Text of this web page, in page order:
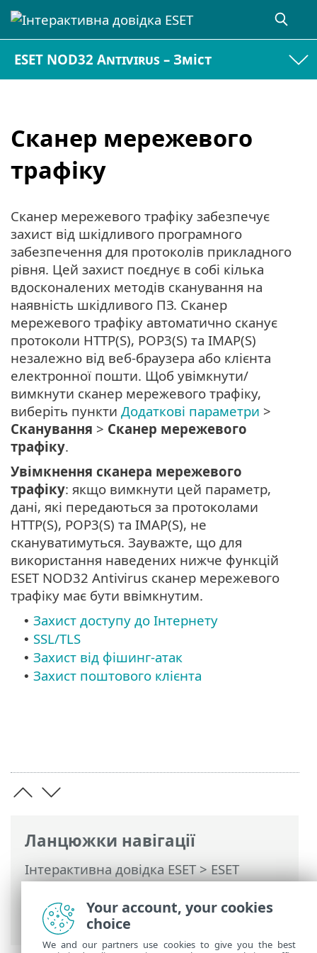
ESET NOD32 Antivirus – Зміст
Сканер мережевого
трафіку
Ланцюжки навігації
Інтерактивна довідка ESET>ESET
NOD32 Antivirus>Додаткові параметри
Сканування> Сканер мережевого
трафіку
Сканер мережевого трафіку забезпечує
захист від шкідливого програмного
забезпечення для протоколів прикладного
рівня. Цей захист поєднує в собі кілька
вдосконалених методів сканування на
наявність шкідливого ПЗ. Сканер
мережевого трафіку автоматично сканує
протоколи HTTP(S), POP3(S) та IMAP(S)
незалежно від веб-браузера або клієнта
електронної пошти. Щоб увімкнути/
вимкнути сканер мережевого трафіку,
виберіть пункти Додаткові параметри >
Сканування > Сканер мережевого
трафіку.
Увімкнення сканера мережевого
трафіку: якщо вимкнути цей параметр,
дані, які передаються за протоколами
HTTP(S), POP3(S) та IMAP(S), не
скануватимуться. Зауважте, що для
використання наведених нижче функцій
ESET NOD32 Antivirus сканер мережевого
трафіку має бути ввімкнутим.
• Захист доступу до Інтернету
• SSL/TLS
• Захист від фішинг-атак
• Захист поштового клієнта
Your account, your cookies
choice
We and our partners use cookies to give you the best